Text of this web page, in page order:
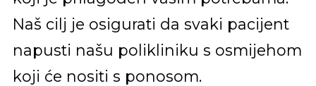
Naš cilj je osigurati da svaki pacijent
napusti našu polikliniku s osmijehom
koji će nositi s ponosom.